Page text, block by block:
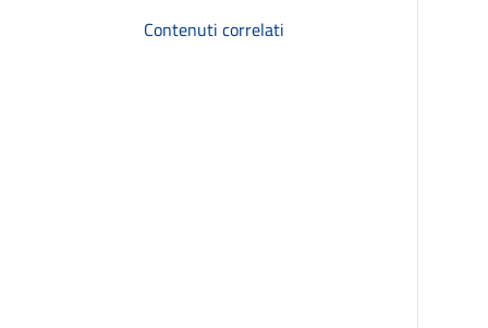
Contenuti correlati